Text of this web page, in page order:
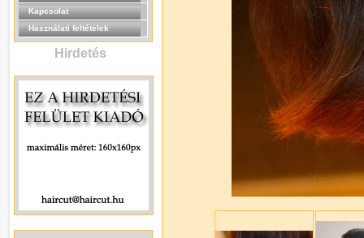
Kapcsolat
Használati feltételek
Hirdetés